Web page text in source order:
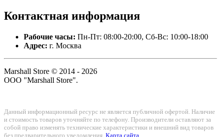
Контактная информация
Рабочие часы: Пн-Пт: 08:00-20:00, Сб-Вс: 10:00-18:00
Адрес: г. Москва
Marshall Store © 2014 - 2026
ООО "Marshall Store".
Данный информационный ресурс не является публичной офертой. Наличие
и стоимость товаров уточняйте по телефону. Производители оставляют за
собой право изменять технические характеристики и внешний вид товаров
без предварительного уведомления. Карта сайта